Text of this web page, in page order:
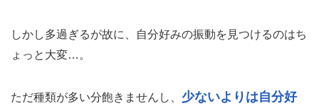
しかし多過ぎるが故に、自分好みの振動を見つけるのはち
ょっと大変…。
ただ種類が多い分飽きませんし、 少ないよりは自分好